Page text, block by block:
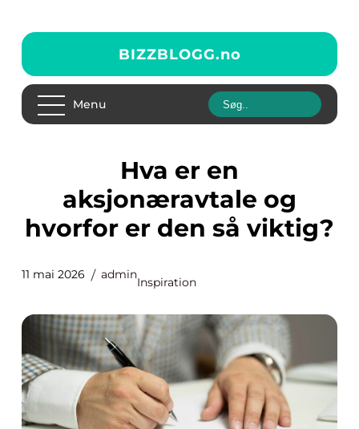
BIZZBLOGG.no
Menu
Hva er en
aksjonæravtale og
hvorfor er den så viktig?
11 mai 2026 admin
Inspiration